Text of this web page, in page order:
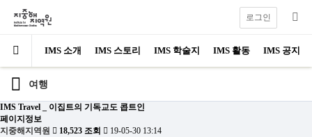
IMS 소개 IMS 스토리 IMS 학술지 IMS 활동 IMS 공지
로그인
여행
IMS Travel _ 이집트의 기독교도 콥트인
페이지정보
지중해지역원
18,523 조회
19-05-30 13:14